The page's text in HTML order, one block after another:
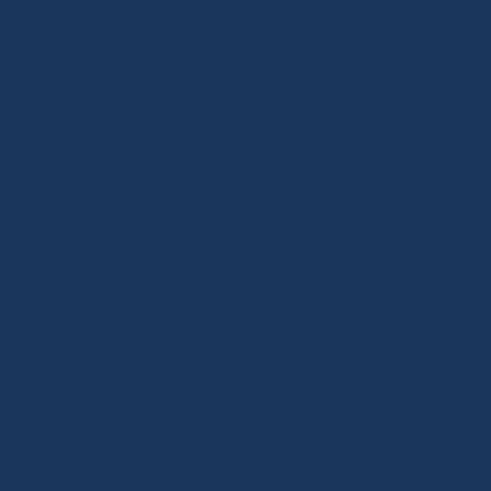
Antonio Maglio i Roberto de Santana